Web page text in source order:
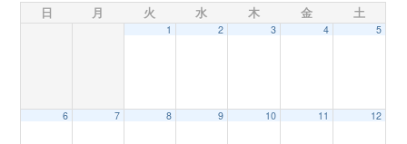
i
日 月 火 水 木 金 土
1 2 3 4 5
6 7 8 9 10 11 12